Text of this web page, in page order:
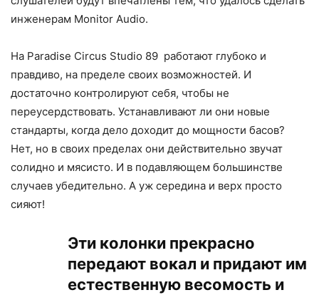
инженерам Monitor Audio.
На Paradise Circus Studio 89 работают глубоко и
правдиво, на пределе своих возможностей. И
достаточно контролируют себя, чтобы не
переусердствовать. Устанавливают ли они новые
стандарты, когда дело доходит до мощности басов?
Нет, но в своих пределах они действительно звучат
солидно и мясисто. И в подавляющем большинстве
случаев убедительно. А уж середина и верх просто
сияют!
Эти колонки прекрасно
передают вокал и придают им
естественную весомость и